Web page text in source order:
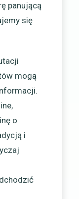
panującą
się
mogą
o
i